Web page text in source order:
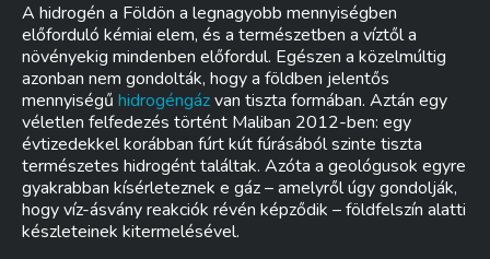
A hidrogén a Földön a legnagyobb mennyiségben
előforduló kémiai elem, és a természetben a víztől a
növényekig mindenben előfordul. Egészen a közelmúltig
azonban nem gondolták, hogy a földben jelentős
mennyiségű hidrogéngázvan tiszta formában. Aztán egy
véletlen felfedezés történt Maliban 2012-ben: egy
évtizedekkel korábban fúrt kút fúrásából szinte tiszta
természetes hidrogént találtak. Azóta a geológusok egyre
gyakrabban kísérleteznek e gáz – amelyről úgy gondolják,
hogy víz-ásvány reakciók révén képződik – földfelszín alatti
készleteinek kitermelésével.